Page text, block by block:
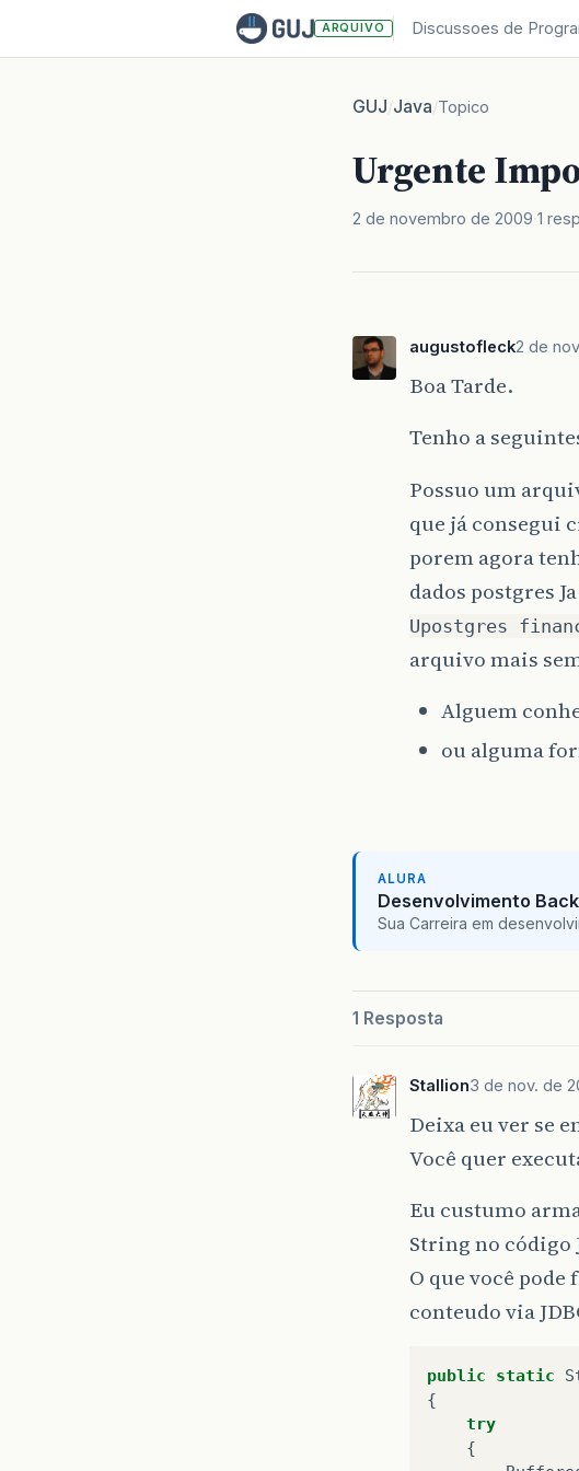
ARQUIVO Discussoes de
GUJ/Java/Topico
Urgente
2 de novembro de 2009 1
augustofleck2 de
Boa Tarde.
Tenho a
Possuo um
que já consegui
porem agora
dados postgres
Upostgres
arquivo mais
Alguem
ou alguma
ALURA
Desenvolvimento
Sua Carreira em
1 Resposta
Stallion3 de nov. de
Deixa eu ver se
Você quer
Eu custumo
String no código
O que você
conteudo via
public static
{
try
{